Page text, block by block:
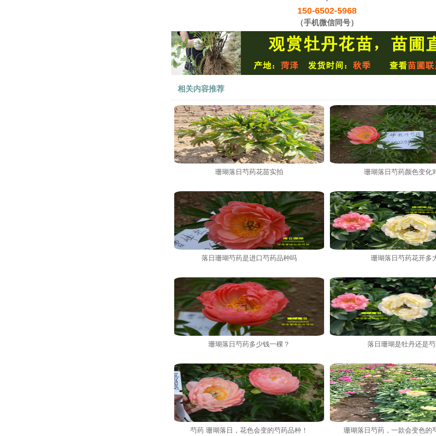
150-6502-5968
（手机微信同号）
相关内容推荐
珊瑚落日芍药花苗实拍 珊瑚落日芍药颜色变化
落日珊瑚芍药是进口芍药品种吗 珊瑚落日芍药花开多
珊瑚落日芍药多少钱一棵？ 落日珊瑚是牡丹还是
芍药 珊瑚落日，花色会变的芍药品种！ 珊瑚落日芍药，一款会变色的